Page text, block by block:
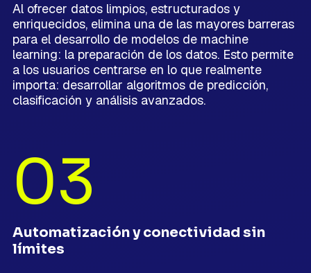
Al ofrecer datos limpios, estructurados y
enriquecidos, elimina una de las mayores barreras
para el desarrollo de modelos de machine
learning: la preparación de los datos. Esto permite
a los usuarios centrarse en lo que realmente
importa: desarrollar algoritmos de predicción,
clasificación y análisis avanzados.
03
Automatización y conectividad sin
límites